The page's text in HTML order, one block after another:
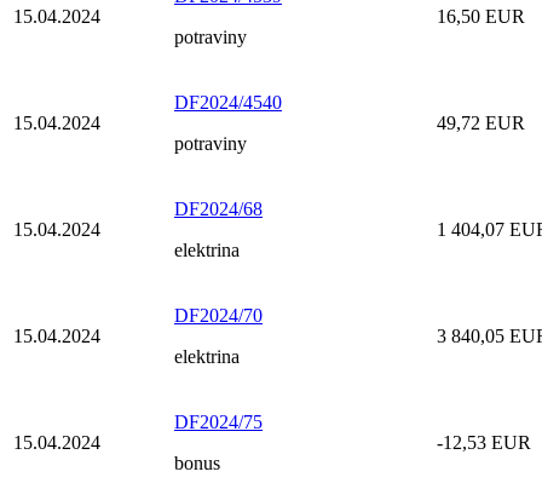
15.04.2024
potraviny
16,50 EUR
15.04.2024
DF2024/4540
potraviny
49,72 EUR
15.04.2024
DF2024/68
elektrina
1 404,07
15.04.2024
DF2024/70
elektrina
3 840,05
15.04.2024
DF2024/75
bonus
-12,53 EUR